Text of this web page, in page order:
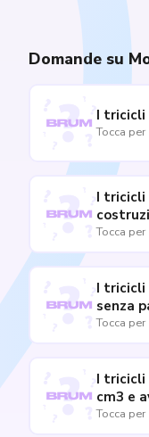
Domande su
I tricicli
Tocca
I tricicli
Tocca
I tricicli
senza
Tocca
I tricicli
cm3 e
Tocca